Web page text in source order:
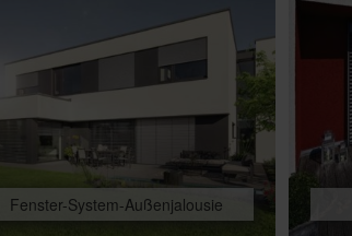
Fenster-System-Außenjalousie